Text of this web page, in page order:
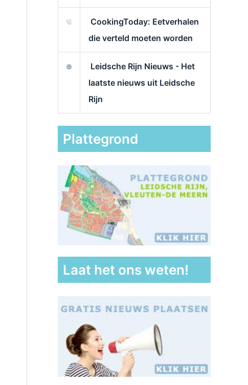
CookingToday: Eetverhalen
die verteld moeten worden
Leidsche Rijn Nieuws - Het
laatste nieuws uit Leidsche
Rijn
Plattegrond
Laat het ons weten!